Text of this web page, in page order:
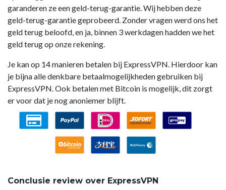
garanderen ze een geld-terug-garantie. Wij hebben deze
geld-terug-garantie geprobeerd. Zonder vragen werd ons het
geld terug beloofd, en ja, binnen 3 werkdagen hadden we het
geld terug op onze rekening.
Je kan op 14 manieren betalen bij ExpressVPN. Hierdoor kan
je bijna alle denkbare betaalmogelijkheden gebruiken bij
ExpressVPN. Ook betalen met Bitcoin is mogelijk, dit zorgt
er voor dat je nog anoniemer blijft.
Conclusie review over ExpressVPN